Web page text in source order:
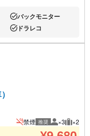
あり:バックモニター
あり:ドラレコ
禁煙 推奨 推奨人数
×3 推奨
×2